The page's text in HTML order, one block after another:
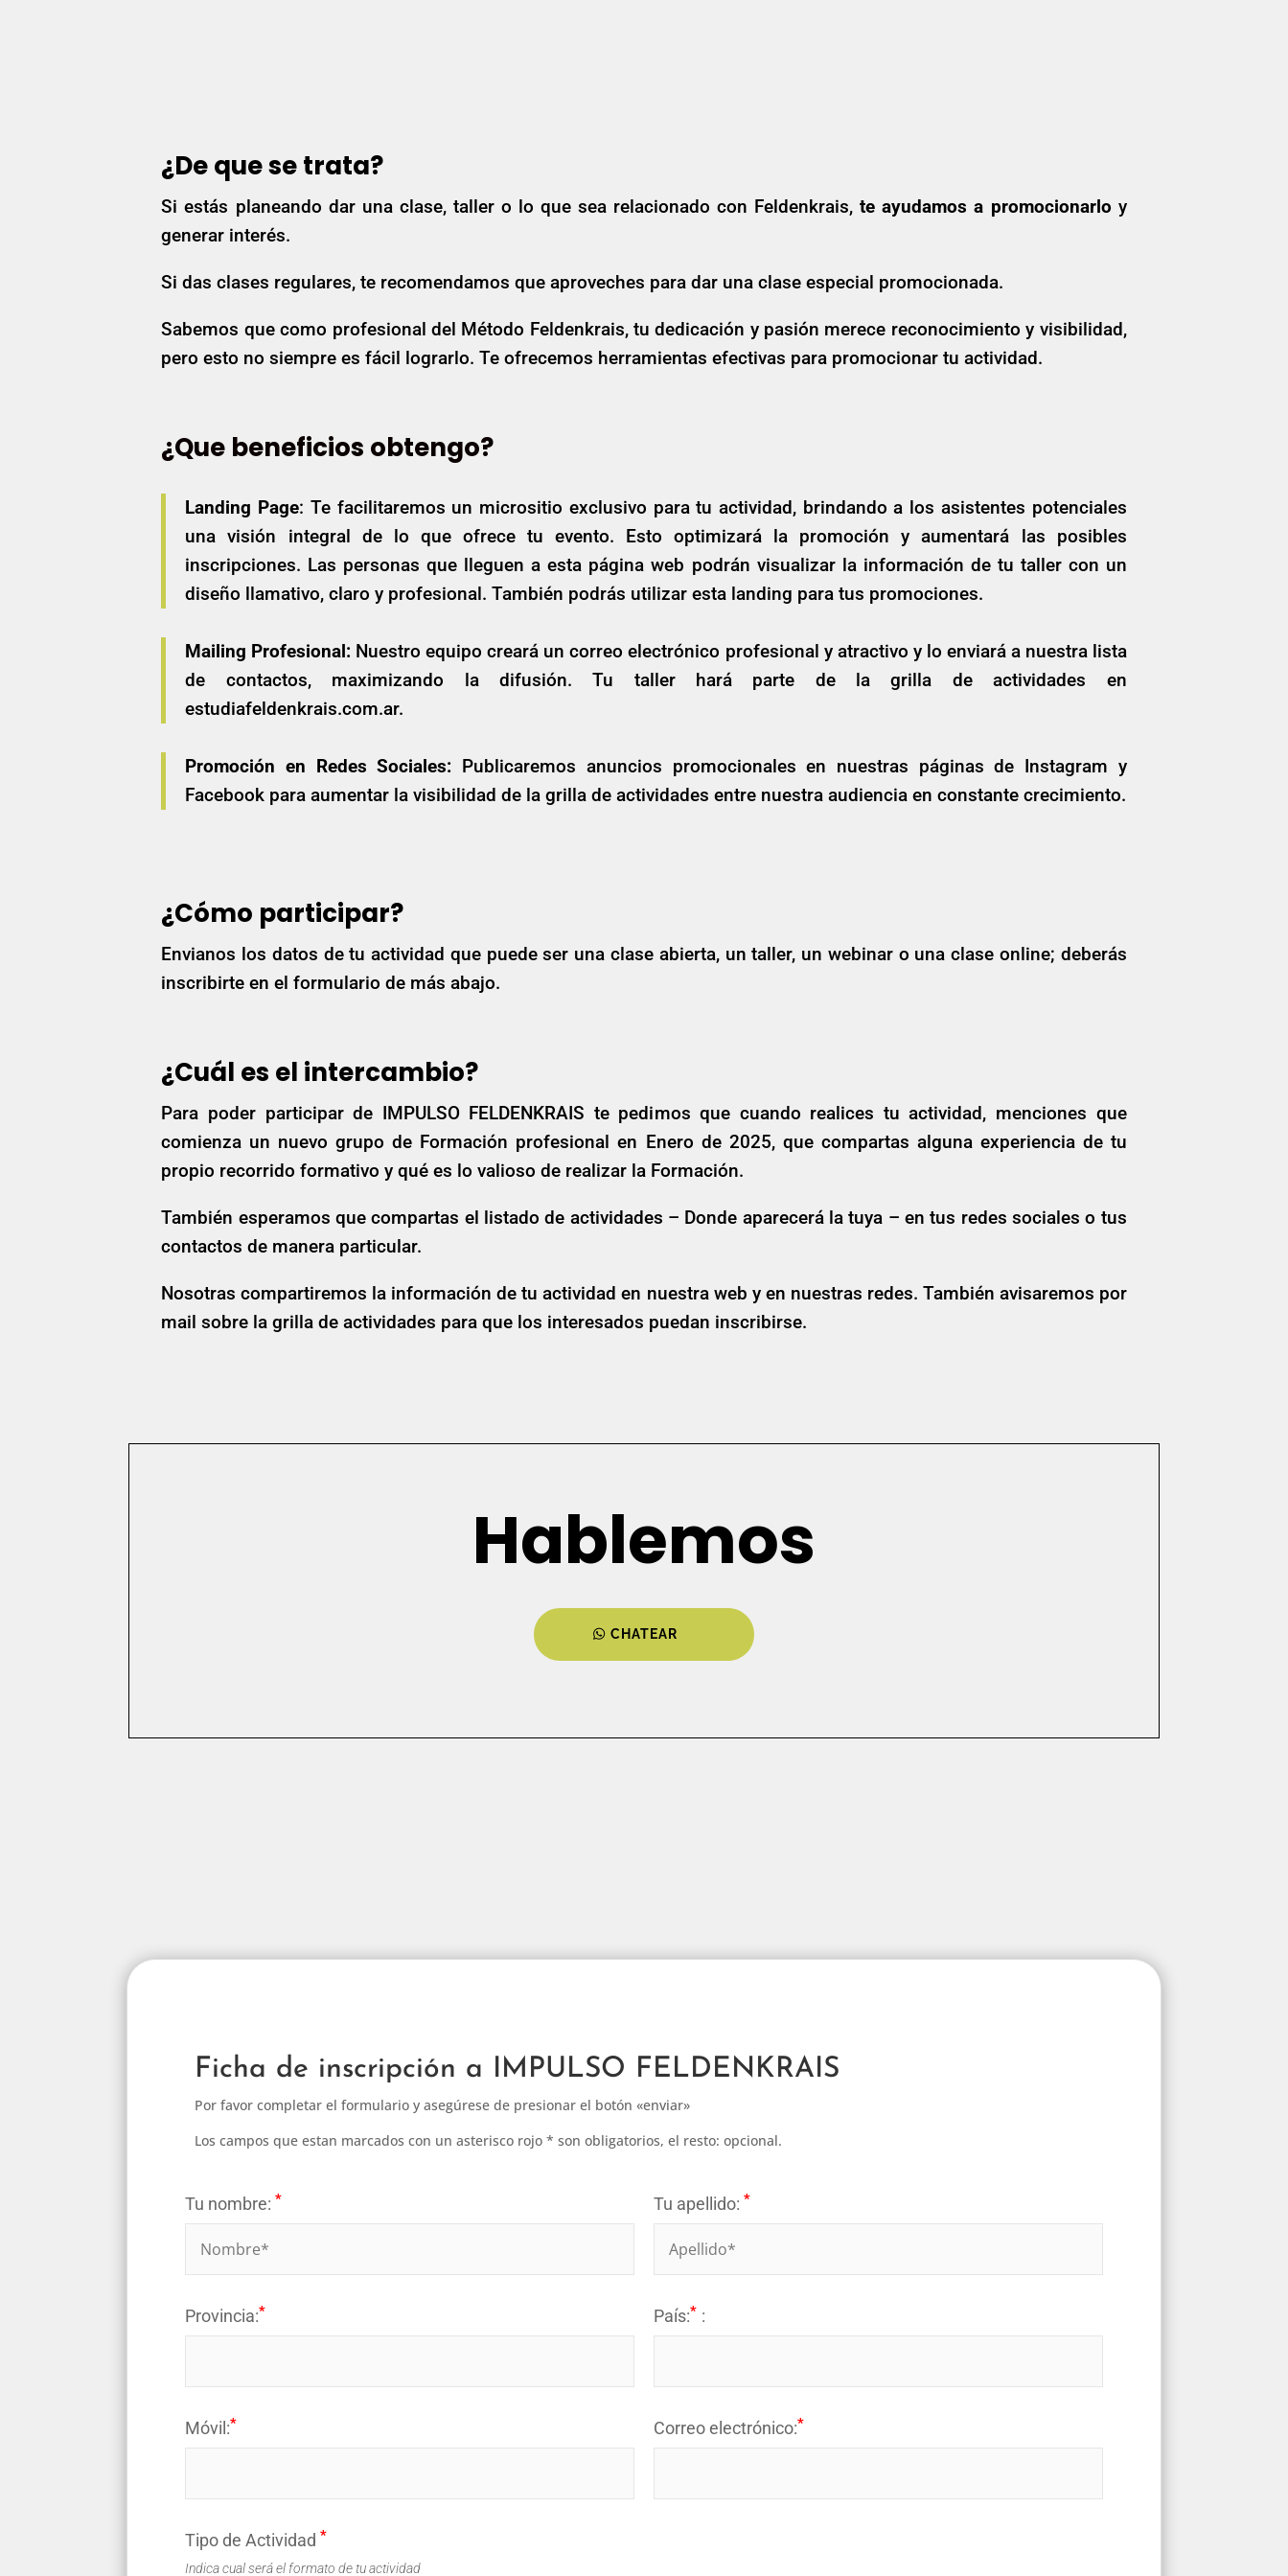
¿De que se trata?
Si estás planeando dar una clase, taller o lo que sea relacionado con Feldenkrais,te ayudamos a promocionarlo y
generar interés.
Si das clases regulares, te recomendamos que aproveches para dar una clase especial promocionada.
Sabemos que como profesional del Método Feldenkrais, tu dedicación y pasión merece reconocimiento y visibilidad,
pero esto no siempre es fácil lograrlo. Te ofrecemos herramientas efectivas para promocionar tu actividad.
¿Que beneficios obtengo?
Landing Page: Te facilitaremos un micrositio exclusivo para tu actividad, brindando a los asistentes potenciales
una visión integral de lo que ofrece tu evento. Esto optimizará la promoción y aumentará las posibles
inscripciones. Las personas que lleguen a esta página web podrán visualizar la información de tu taller con un
diseño llamativo, claro y profesional. También podrás utilizar esta landing para tus promociones.
Mailing Profesional: Nuestro equipo creará un correo electrónico profesional y atractivo y lo enviará a nuestra lista
de contactos, maximizando la difusión. Tu taller hará parte de la grilla de actividades en
estudiafeldenkrais.com.ar.
Promoción en Redes Sociales: Publicaremos anuncios promocionales en nuestras páginas de Instagram y
Facebook para aumentar la visibilidad de la grilla de actividades entre nuestra audiencia en constante crecimiento.
¿Cómo participar?
Envianos los datos de tu actividad que puede ser una clase abierta, un taller, un webinar o una clase online; deberás
inscribirte en el formulario de más abajo.
¿Cuál es el intercambio?
Para poder participar de IMPULSO FELDENKRAIS te pedimos que cuando realices tu actividad, menciones que
comienza un nuevo grupo de Formación profesional en Enero de 2025, que compartas alguna experiencia de tu
propio recorrido formativo y qué es lo valioso de realizar la Formación.
También esperamos que compartas el listado de actividades – Donde aparecerá la tuya – en tus redes sociales o tus
contactos de manera particular.
Nosotras compartiremos la información de tu actividad en nuestra web y en nuestras redes. También avisaremos por
mail sobre la grilla de actividades para que los interesados puedan inscribirse.
Hablemos
CHATEAR
Ficha de inscripción a IMPULSO FELDENKRAIS
Por favor completar el formulario y asegúrese de presionar el botón «enviar»
Los campos que estan marcados con un asterisco rojo * son obligatorios, el resto: opcional.
Tu nombre: * Tu apellido: *
Provincia:* País:* :
Móvil:* Correo electrónico:*
Tipo de Actividad *
Indica cual será el formato de tu actividad